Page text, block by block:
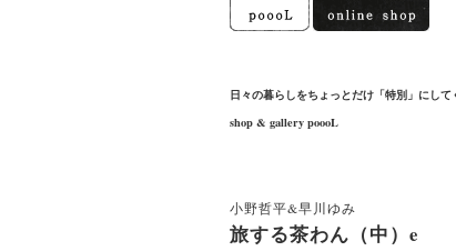
日々の暮らしをちょっとだけ「特別」にし
shop & gallery poooL
小野哲平&早川ゆみ
旅する茶わん（中）e